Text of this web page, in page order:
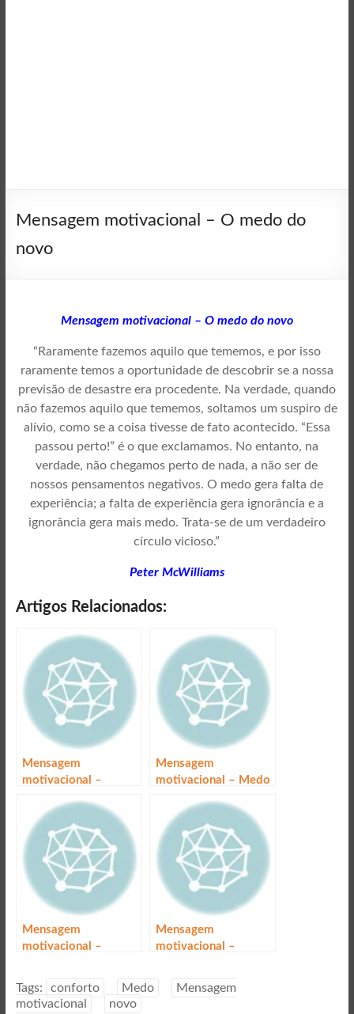
Mensagem motivacional – O medo do
novo
Mensagem motivacional – O medo do novo
“Raramente fazemos aquilo que tememos, e por isso
raramente temos a oportunidade de descobrir se a nossa
previsão de desastre era procedente. Na verdade, quando
não fazemos aquilo que tememos, soltamos um suspiro de
alívio, como se a coisa tivesse de fato acontecido. “Essa
passou perto!” é o que exclamamos. No entanto, na
verdade, não chegamos perto de nada, a não ser de
nossos pensamentos negativos. O medo gera falta de
experiência; a falta de experiência gera ignorância e a
ignorância gera mais medo. Trata-se de um verdadeiro
círculo vicioso.”
Peter McWilliams
Artigos Relacionados:
Mensagem
motivacional –
Mensagem
motivacional – Medo
Mensagem
motivacional –
Mensagem
motivacional –
Tags: conforto Medo
Mensagem
motivacional
novo